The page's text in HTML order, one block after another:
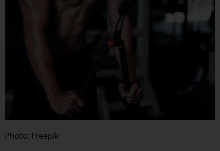
Photo: Freepik